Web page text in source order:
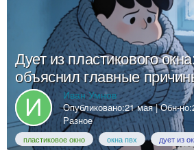
Дует из пластикового
объяснил главные
Иван Умнов
Опубликовано:21 мая| Обн-но:
Разное
пластиковое окно окна пвх дует из